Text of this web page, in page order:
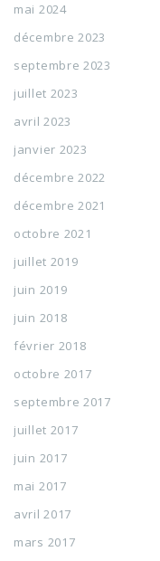
mai 2024
décembre 2023
septembre 2023
juillet 2023
avril 2023
janvier 2023
décembre 2022
décembre 2021
octobre 2021
juillet 2019
juin 2019
juin 2018
février 2018
octobre 2017
septembre 2017
juillet 2017
juin 2017
mai 2017
avril 2017
mars 2017